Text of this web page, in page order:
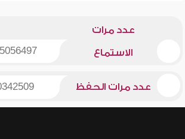
عدد مرات
الاستماع
عدد مرات الحفظ